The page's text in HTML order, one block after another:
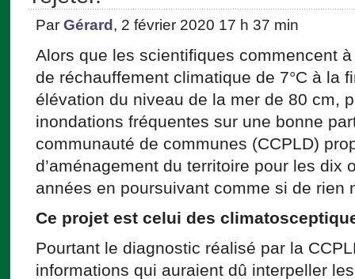
Par Gérard , 2 février 2020 17 h 37 min
Alors que les scientifiques commencent
de réchauffement climatique de 7°C à la
élévation du niveau de la mer de 80 cm,
inondations fréquentes sur une bonne
communauté de communes (CCPLD)
d’aménagement du territoire pour les dix
années en poursuivant comme si de rien
Ce projet est celui des
Pourtant le diagnostic réalisé par la
informations qui auraient dû interpeller